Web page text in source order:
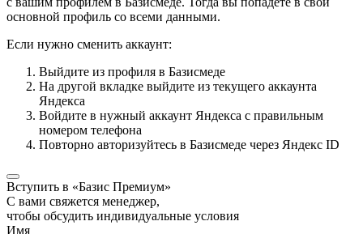
основной профиль со всеми данными.
Если нужно сменить аккаунт:
Выйдите из профиля в Базисмеде
На другой вкладке выйдите из текущего аккаунта
Яндекса
Войдите в нужный аккаунт Яндекса с правильным
номером телефона
Повторно авторизуйтесь в Базисмеде через Яндекс ID
Вступить в «Базис Премиум»
С вами свяжется менеджер,
чтобы обсудить индивидуальные условия
Имя